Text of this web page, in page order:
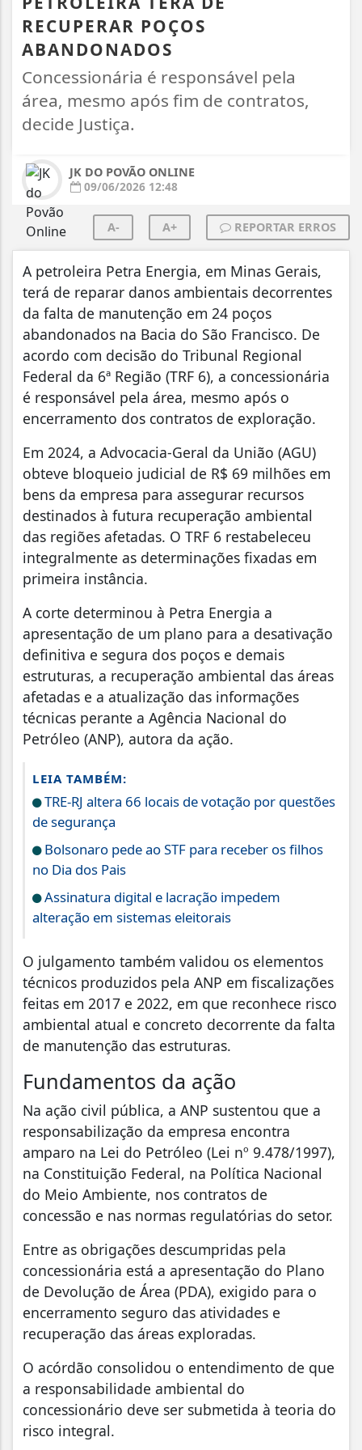
RECUPERAR POÇOS
ABANDONADOS
Concessionária é responsável pela
área, mesmo após fim de contratos,
decide Justiça.
JK DO POVÃO ONLINE
09/06/2026 12:48
A- A+ REPORTAR ERROS
A petroleira Petra Energia, em Minas Gerais,
terá de reparar danos ambientais decorrentes
da falta de manutenção em 24 poços
abandonados na Bacia do São Francisco. De
acordo com decisão do Tribunal Regional
Federal da 6ª Região (TRF 6), a concessionária
é responsável pela área, mesmo após o
encerramento dos contratos de exploração.
Em 2024, a Advocacia-Geral da União (AGU)
obteve bloqueio judicial de R$ 69 milhões em
bens da empresa para assegurar recursos
destinados à futura recuperação ambiental
das regiões afetadas. O TRF 6 restabeleceu
integralmente as determinações fixadas em
primeira instância.
A corte determinou à Petra Energia a
apresentação de um plano para a desativação
definitiva e segura dos poços e demais
estruturas, a recuperação ambiental das áreas
afetadas e a atualização das informações
técnicas perante a Agência Nacional do
Petróleo (ANP), autora da ação.
LEIA TAMBÉM:
TRE-RJ altera 66 locais de votação por questões
de segurança
Bolsonaro pede ao STF para receber os filhos
no Dia dos Pais
Assinatura digital e lacração impedem
alteração em sistemas eleitorais
O julgamento também validou os elementos
técnicos produzidos pela ANP em fiscalizações
feitas em 2017 e 2022, em que reconhece risco
ambiental atual e concreto decorrente da falta
de manutenção das estruturas.
Fundamentos da ação
Na ação civil pública, a ANP sustentou que a
responsabilização da empresa encontra
amparo na Lei do Petróleo (Lei nº 9.478/1997),
na Constituição Federal, na Política Nacional
do Meio Ambiente, nos contratos de
concessão e nas normas regulatórias do setor.
Entre as obrigações descumpridas pela
concessionária está a apresentação do Plano
de Devolução de Área (PDA), exigido para o
encerramento seguro das atividades e
recuperação das áreas exploradas.
O acórdão consolidou o entendimento de que
a responsabilidade ambiental do
concessionário deve ser submetida à teoria do
risco integral.